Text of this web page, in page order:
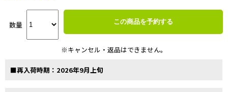
数量 この商品を予約する
※キャンセル・返品はできません。
■再入荷時期：2026年9月上旬